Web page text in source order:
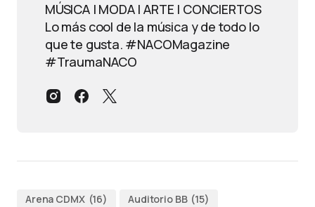
MÚSICA | MODA | ARTE | CONCIERTOS
Lo más cool de la música y de todo lo
que te gusta. #NACOMagazine
#TraumaNACO
Arena CDMX (16) Auditorio BB (15)